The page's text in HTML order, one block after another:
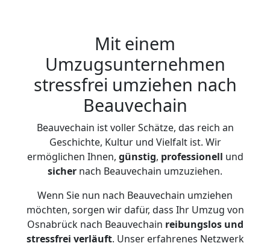
Mit einem
Umzugsunternehmen
stressfrei umziehen nach
Beauvechain
Beauvechain ist voller Schätze, das reich an
Geschichte, Kultur und Vielfalt ist. Wir
ermöglichen Ihnen, günstig, professionell und
sicher nach Beauvechain umzuziehen.
Wenn Sie nun nach Beauvechain umziehen
möchten, sorgen wir dafür, dass Ihr Umzug von
Osnabrück nach Beauvechain reibungslos und
stressfrei verläuft. Unser erfahrenes Netzwerk